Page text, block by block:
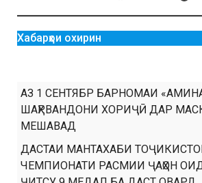
Хабарҳои охирин
АЗ 1 СЕНТЯБР БАРНОМАИ
ШАҲРВАНДОНИ ХОРИҶӢ ДАР
МЕШАВАД
ДАСТАИ МАНТАХАБИ
ЧЕМПИОНАТИ РАСМИИ ҶАҲОН